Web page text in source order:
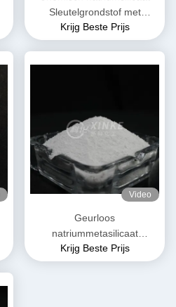
Sleutelgrondstof met
veelzijdige eigenschappen
Krijg Beste Prijs
Video
Geurloos
natriummetasilicaat
pentahydraat Oplosbaar in
water Moleculair gewicht
Krijg Beste Prijs